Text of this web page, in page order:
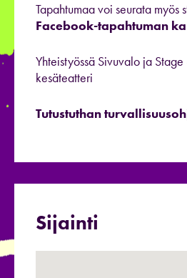
Tapahtumaa voi seurata myös
Facebook-tapahtuman
Yhteistyössä Sivuvalo ja
kesäteatteri
Tutustuthan
Sijainti